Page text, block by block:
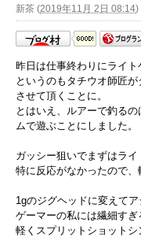
新茶 (2019年11月 2日 08:14)
昨日は仕事終わりにライト
というのもタチウオ師匠
させて頂くことに。
とはいえ、ルアーで釣る
ムで遊ぶことにしました。
ガッシー狙いでまずはライ
特に反応がなかったので、
1gのジグヘッドに変えて
ゲーマーの私には繊細すぎ
軽くスプリットショットシ